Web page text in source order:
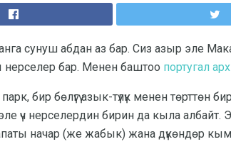
сунуш абдан аз бар. Сиз азыр эле Макао
бар. Менен баштоо португал
бир бөлүгү азык-түлүк менен төрттөн
үч нерселердин бирин да кыла албайт.
начар (же жабык) жана дүкөндөр